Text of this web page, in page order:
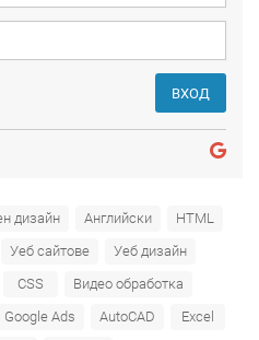
ВХОД
дизайн Английски
HTML
Уеб сайтове
Уеб дизайн
CSS
Видео обработка
Google Ads AutoCAD
Excel